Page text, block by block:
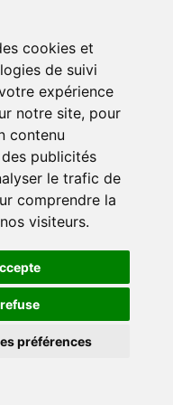
cookies et
de suivi
expérience
notre site, pour
contenu
publicités
le trafic de
comprendre la
visiteurs.
préférences